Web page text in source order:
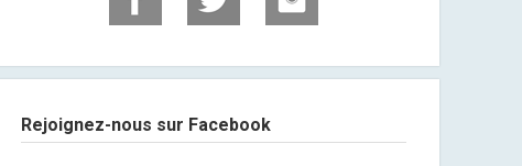
Rejoignez-nous sur Facebook